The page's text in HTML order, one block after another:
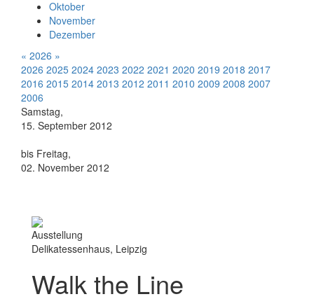
Oktober
November
Dezember
« 2026 »
2026 2025 2024 2023 2022 2021 2020 2019 2018 2017
2016 2015 2014 2013 2012 2011 2010 2009 2008 2007
2006
Samstag,
15. September 2012
bis Freitag,
02. November 2012
Ausstellung
Delikatessenhaus, Leipzig
Walk the Line